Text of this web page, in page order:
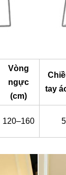
Vòng
ngực
(cm)
tay
120–160